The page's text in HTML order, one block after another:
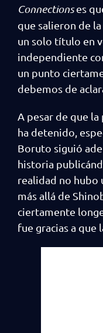
Connectionses
que salieron de
un solo título en
independiente
un punto
debemos de
A pesar de que
ha detenido,
Boruto siguió
historia
realidad no hubo
más allá de
ciertamente
fue gracias a que